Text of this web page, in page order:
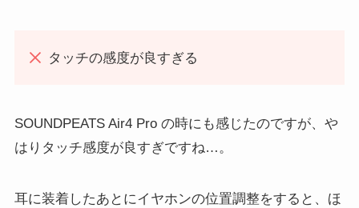
タッチの感度が良すぎる
SOUNDPEATS Air4 Pro の時にも感じたのですが、や
はりタッチ感度が良すぎですね…。
耳に装着したあとにイヤホンの位置調整をすると、ほ